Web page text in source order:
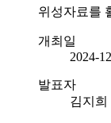
위성자료를
개최일
2024-
발표자
김지